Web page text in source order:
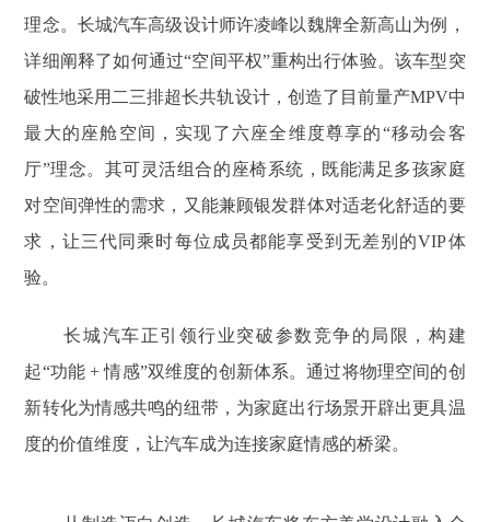
理念。长城汽车高级设计师许凌峰以魏牌全新高山为例，
详细阐释了如何通过“空间平权”重构出行体验。该车型突
破性地采用二三排超长共轨设计，创造了目前量产MPV中
最大的座舱空间，实现了六座全维度尊享的“移动会客
厅”理念。其可灵活组合的座椅系统，既能满足多孩家庭
对空间弹性的需求，又能兼顾银发群体对适老化舒适的要
求，让三代同乘时每位成员都能享受到无差别的VIP体
验。
长城汽车正引领行业突破参数竞争的局限，构建
起“功能 + 情感”双维度的创新体系。通过将物理空间的创
新转化为情感共鸣的纽带，为家庭出行场景开辟出更具温
度的价值维度，让汽车成为连接家庭情感的桥梁。